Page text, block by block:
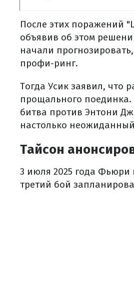
После этих поражений
объявив об этом
начали
профи-ринг.
Тогда Усик заявил, что
прощального
битва против Энтони
настолько
Тайсон
3 июля 2025 года Фьюри
третий бой